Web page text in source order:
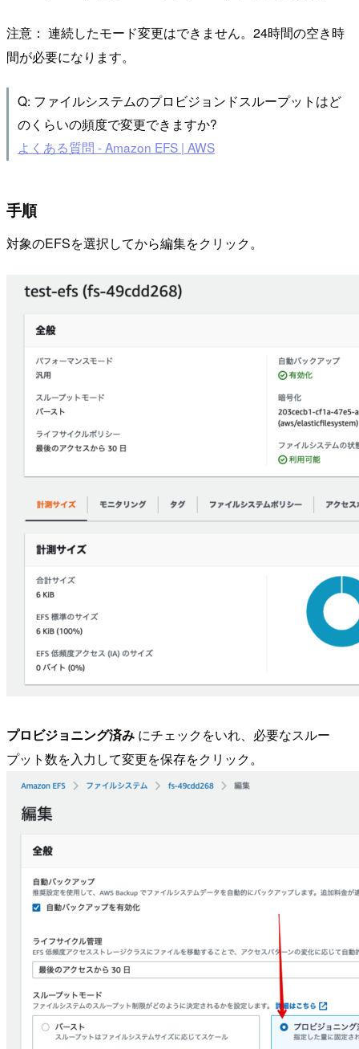
注意： 連続したモード変更はできません。24時間の空き時
間が必要になります。
Q: ファイルシステムのプロビジョンドスループットはど
のくらいの頻度で変更できますか?
よくある質問 - Amazon EFS | AWS
手順
対象のEFSを選択してから編集をクリック。
プロビジョニング済み にチェックをいれ、必要なスルー
プット数を入力して変更を保存をクリック。